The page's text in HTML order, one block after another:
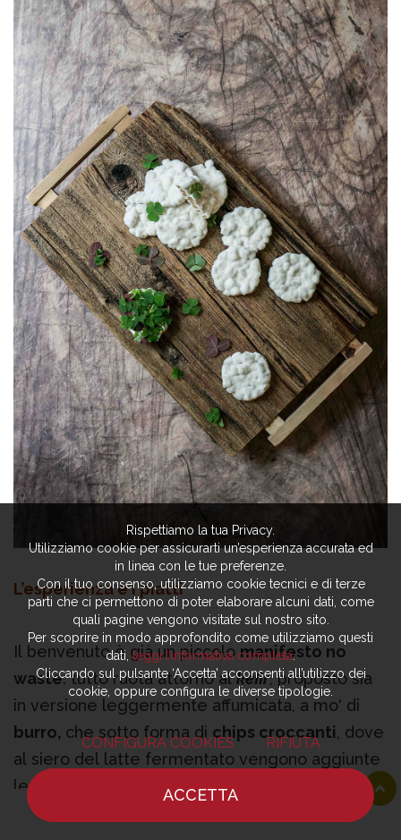
L’esperienza e i piatti
Il benvenuto è già un piccolomanifesto no
waste: tutto ruota attorno alkefir, proposto sia
in versione leggermente affumicata, a mo' di
burro, che sotto forma dichips croccanti, dove
al siero del latte fermentato vengono aggiunte
le bucce della zucca creando un impasto idoneo
alla frittura; da qui il colore brillante, simile al
Rispettiamo la tua Privacy.
Utilizziamo cookie per assicurarti un’esperienza accurata ed
in linea con le tue preferenze.
Con il tuo consenso, utilizziamo cookie tecnici e di terze
parti che ci permettono di poter elaborare alcuni dati, come
quali pagine vengono visitate sul nostro sito.
Per scoprire in modo approfondito come utilizziamo questi
dati,leggi l’informativa completa.
Cliccando sul pulsante ‘Accetta’ acconsenti all’utilizzo dei
cookie, oppure configura le diverse tipologie.
CONFIGURA COOKIES RIFIUTA
ACCETTA